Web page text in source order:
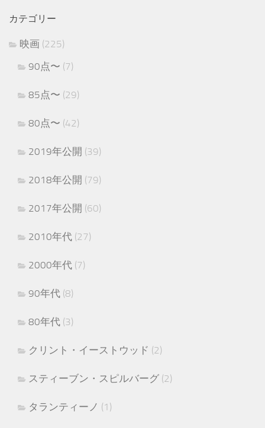
カテゴリー
映画 (225)
90点〜 (7)
85点〜 (29)
80点〜 (42)
2019年公開 (39)
2018年公開 (79)
2017年公開 (60)
2010年代 (27)
2000年代 (7)
90年代 (8)
80年代 (3)
クリント・イーストウッド (2)
スティーブン・スピルバーグ (2)
タランティーノ (1)